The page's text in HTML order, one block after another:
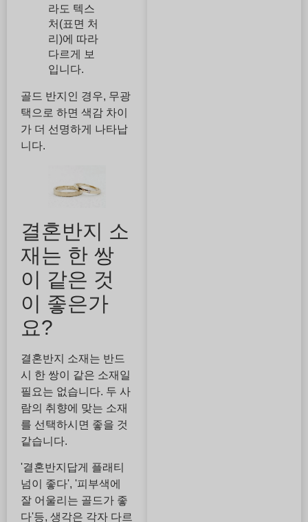
라도 텍스
처(표면 처
리)에 따라
다르게 보
입니다.
골드 반지인 경우, 무광
택으로 하면 색감 차이
가 더 선명하게 나타납
니다.
결혼반지 소
재는 한 쌍
이 같은 것
이 좋은가
요?
결혼반지 소재는 반드
시 한 쌍이 같은 소재일
필요는 없습니다. 두 사
람의 취향에 맞는 소재
를 선택하시면 좋을 것
같습니다.
'결혼반지답게 플래티
넘이 좋다', '피부색에
잘 어울리는 골드가 좋
다'등, 생각은 각자 다르